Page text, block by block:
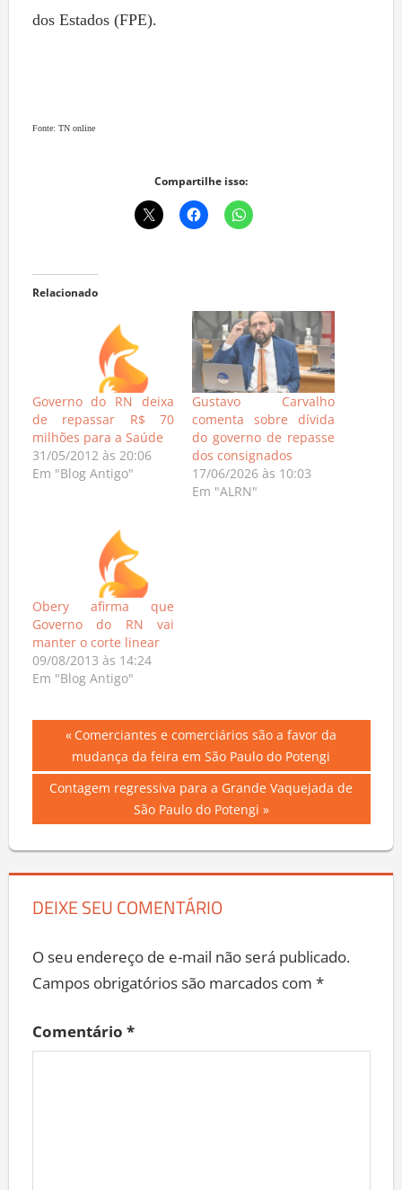
dos Estados (FPE).
Fonte: TN online
Compartilhe isso:
Relacionado
Governo do RN deixa
de repassar R$ 70
milhões para a Saúde
31/05/2012 às 20:06
Em "Blog Antigo"
Gustavo Carvalho
comenta sobre dívida
do governo de repasse
dos consignados
17/06/2026 às 10:03
Em "ALRN"
Obery afirma que
Governo do RN vai
manter o corte linear
09/08/2013 às 14:24
Em "Blog Antigo"
Navegação
de
Previous
Post:
Comerciantes e comerciários são a favor da
mudança da feira em São Paulo do Potengi
Next
Contagem regressiva para a Grande Vaquejada de
São Paulo do Potengi
DEIXE SEU COMENTÁRIO
O seu endereço de e-mail não será publicado.
Campos obrigatórios são marcados com *
Comentário *